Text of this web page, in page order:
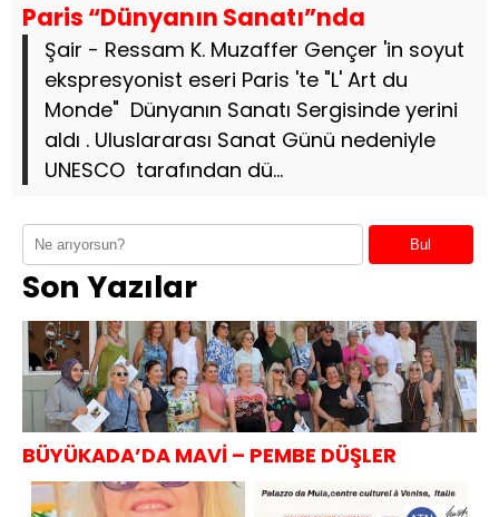
Paris “Dünyanın Sanatı”nda
Şair - Ressam K. Muzaffer Gençer 'in soyut
ekspresyonist eseri Paris 'te "L' Art du
Monde" Dünyanın Sanatı Sergisinde yerini
aldı . Uluslararası Sanat Günü nedeniyle
UNESCO tarafından dü...
Bul
Son Yazılar
BÜYÜKADA’DA MAVİ – PEMBE DÜŞLER